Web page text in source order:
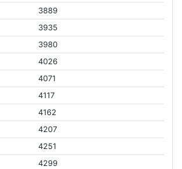
3889
3935
3980
4026
4071
4117
4162
4207
4251
4299